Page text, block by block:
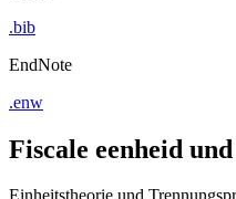
.bib
EndNote
.enw
Fiscale eenheid